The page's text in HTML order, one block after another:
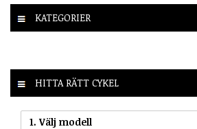
KATEGORIER
HITTA RÄTT CYKEL
1. Välj modell